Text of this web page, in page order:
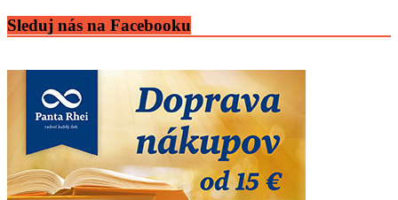
Sleduj nás na Facebooku